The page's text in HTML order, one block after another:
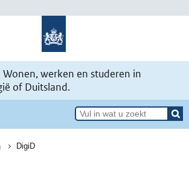
Wonen, werken en studeren in
of Duitsland.
DigiD